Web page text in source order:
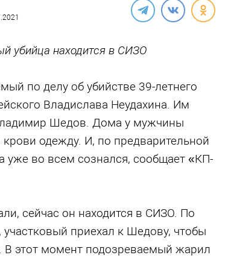
убийца находится в СИЗО
по делу об убийстве 39-летнего
Владислава Неудахина. Им
Шедов. Дома у мужчины
одежду. И, по предварительной
во всем сознался, сообщает «КП-
сейчас он находится в СИЗО. По
приехал к Шедову, чтобы
В этот момент подозреваемый жарил